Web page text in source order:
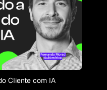
Cliente com IA